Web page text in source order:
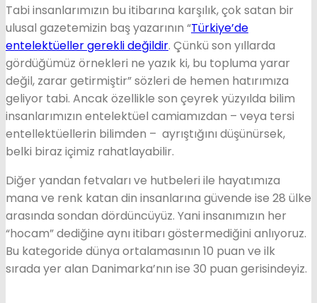
Tabi insanlarımızın bu itibarına karşılık, çok satan bir
ulusal gazetemizin baş yazarının “Türkiye’de
entelektüeller gerekli değildir. Çünkü son yıllarda
gördüğümüz örnekleri ne yazık ki, bu topluma yarar
değil, zarar getirmiştir” sözleri de hemen hatırımıza
geliyor tabi. Ancak özellikle son çeyrek yüzyılda bilim
insanlarımızın entelektüel camiamızdan – veya tersi
entellektüellerin bilimden – ayrıştığını düşünürsek,
belki biraz içimiz rahatlayabilir.
Diğer yandan fetvaları ve hutbeleri ile hayatımıza
mana ve renk katan din insanlarına güvende ise 28 ülke
arasında sondan dördüncüyüz. Yani insanımızın her
“hocam” dediğine aynı itibarı göstermediğini anlıyoruz.
Bu kategoride dünya ortalamasının 10 puan ve ilk
sırada yer alan Danimarka’nın ise 30 puan gerisindeyiz.